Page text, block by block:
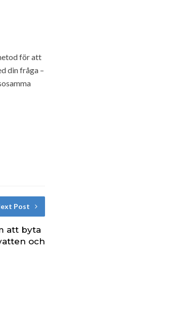
för att
din fråga –
Post
att byta
och